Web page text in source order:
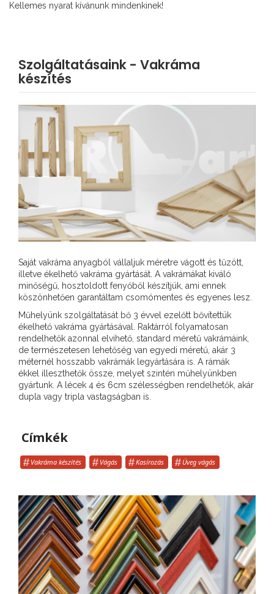
Kellemes nyarat kívánunk mindenkinek!
Szolgáltatásaink - Vakráma
készítés
Saját vakráma anyagból vállaljuk méretre vágott és tűzött,
illetve ékelhető vakráma gyártását. A vakrámákat kiváló
minőségű, hosztoldott fenyőből készítjük, ami ennek
köszönhetően garantáltam csomómentes és egyenes lesz.
Műhelyünk szolgáltatását bő 3 évvel ezelőtt bővítettük
ékelhető vakráma gyártásával. Raktárról folyamatosan
rendelhetők azonnal elvihető, standard méretű vakrámáink,
de természetesen lehetőség van egyedi méretű, akár 3
méternél hosszabb vakrámák legyártására is. A rámák
ékkel illeszthetők össze, melyet szintén műhelyünkben
gyártunk. A lécek 4 és 6cm szélességben rendelhetők, akár
dupla vagy tripla vastagságban is.
Címkék
Vakráma készítés Vágás Kasírozás Üveg vágás